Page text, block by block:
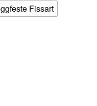
Fissart